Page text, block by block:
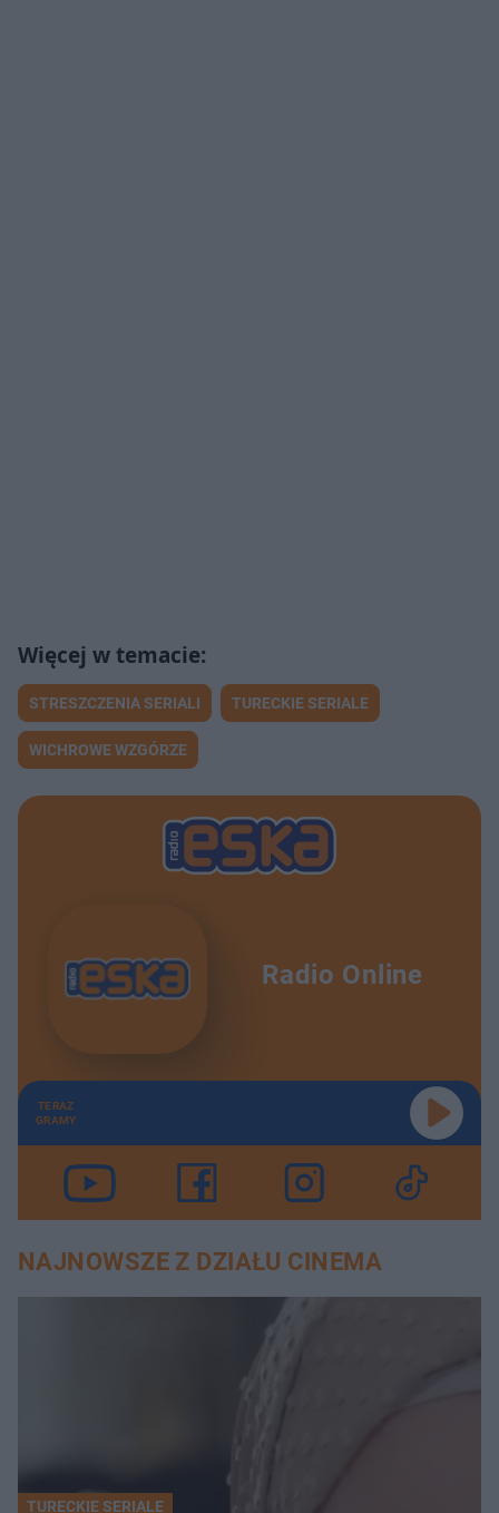
STRESZCZENIA SERIALI TURECKIE SERIALE
WICHROWE WZGÓRZE
Radio Online
TERAZ
GRAMY
NAJNOWSZE Z DZIAŁU CINEMA
TURECKIE SERIALE